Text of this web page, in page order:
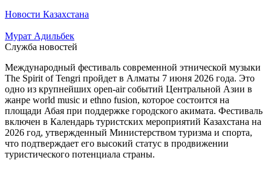
Новости Казахстана
Мурат Адильбек
Служба новостей
Международный фестиваль современной этнической музыки
The Spirit of Tengri пройдет в Алматы 7 июня 2026 года. Это
одно из крупнейших open-air событий Центральной Азии в
жанре world music и ethno fusion, которое состоится на
площади Абая при поддержке городского акимата. Фестиваль
включен в Календарь туристских мероприятий Казахстана на
2026 год, утвержденный Министерством туризма и спорта,
что подтверждает его высокий статус в продвижении
туристического потенциала страны.